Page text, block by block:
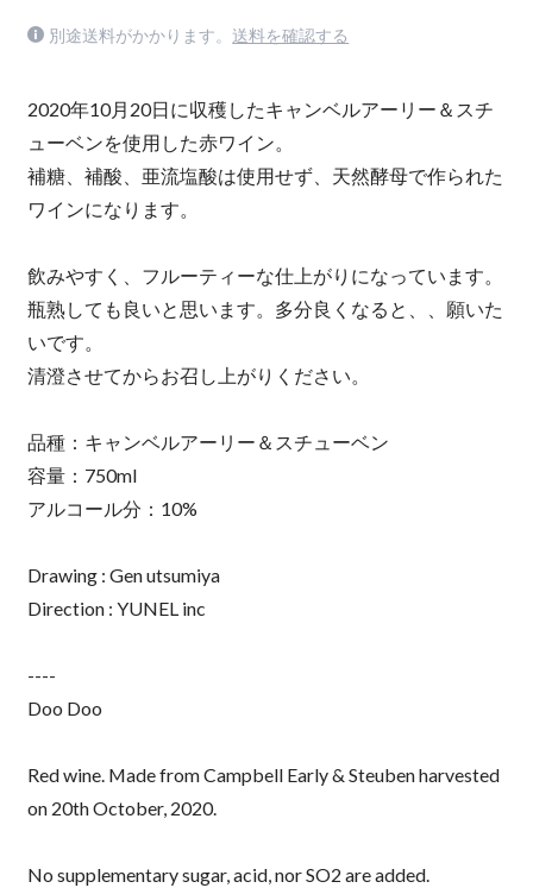
別途送料がかかります。 送料を確認する
2020年10月20日に収穫したキャンベルアーリー＆スチ
ューベンを使用した赤ワイン。
補糖、補酸、亜流塩酸は使用せず、天然酵母で作られた
ワインになります。
飲みやすく、フルーティーな仕上がりになっています。
瓶熟しても良いと思います。多分良くなると、、願いた
いです。
清澄させてからお召し上がりください。
品種：キャンベルアーリー＆スチューベン
容量：750ml
アルコール分：10%
Drawing : Gen utsumiya
Direction : YUNEL inc
----
Doo Doo
Red wine. Made from Campbell Early & Steuben harvested
on 20th October, 2020.
No supplementary sugar, acid, nor SO2 are added.